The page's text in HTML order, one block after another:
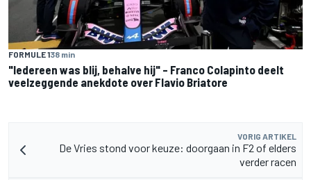
FORMULE 138 min
"Iedereen was blij, behalve hij" – Franco Colapinto deelt
veelzeggende anekdote over Flavio Briatore
VORIG ARTIKEL
De Vries stond voor keuze: doorgaan in F2 of elders
verder racen